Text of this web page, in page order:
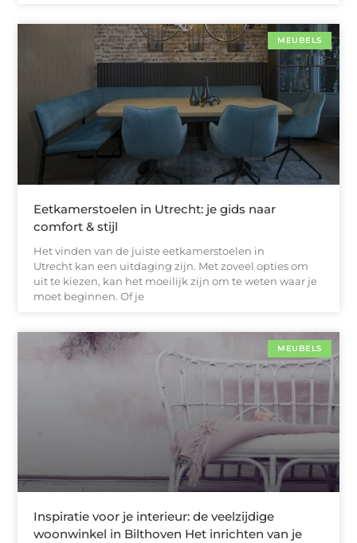
MEUBELS
Eetkamerstoelen in Utrecht: je gids naar
comfort & stijl
Het vinden van de juiste eetkamerstoelen in
Utrecht kan een uitdaging zijn. Met zoveel opties om
uit te kiezen, kan het moeilijk zijn om te weten waar je
moet beginnen. Of je
MEUBELS
Inspiratie voor je interieur: de veelzijdige
woonwinkel in Bilthoven Het inrichten van je